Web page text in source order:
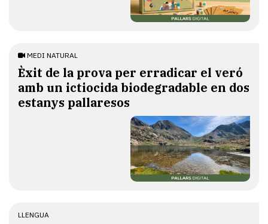
MEDI NATURAL
Èxit de la prova per erradicar el veró
amb un ictiocida biodegradable en dos
estanys pallaresos
LLENGUA